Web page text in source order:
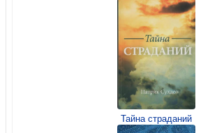
Тайна страданий